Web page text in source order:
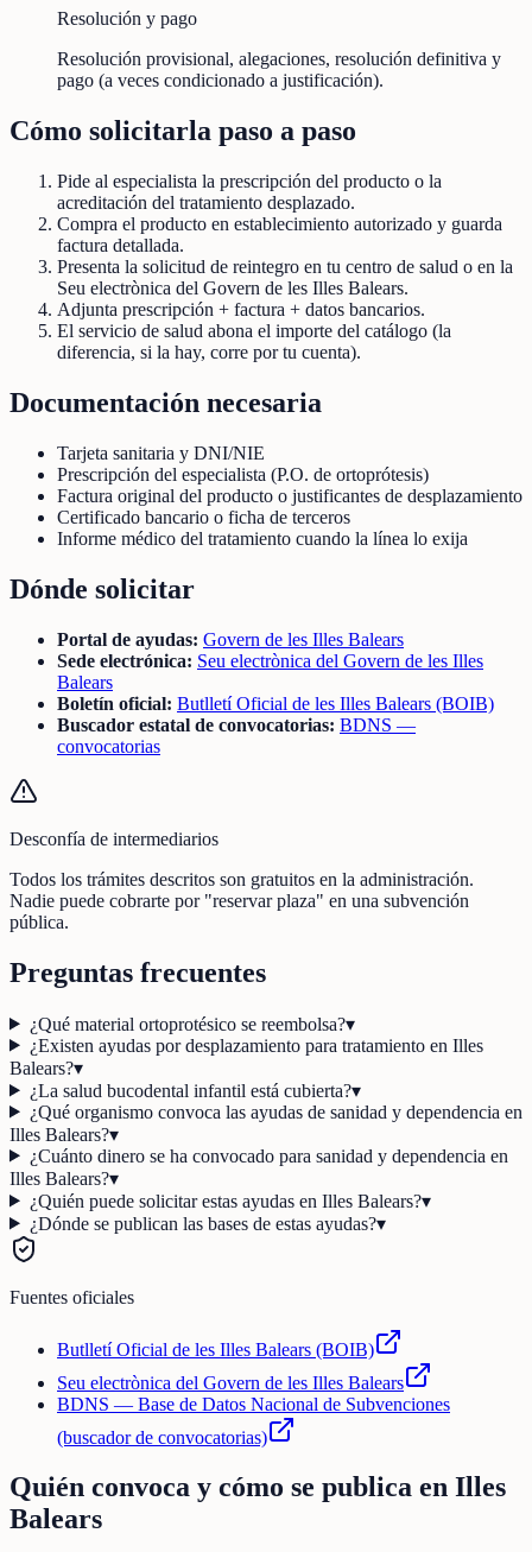
Resolución y pago
Resolución provisional, alegaciones, resolución definitiva y
pago (a veces condicionado a justificación).
Cómo solicitarla paso a paso
Pide al especialista la prescripción del producto o la
acreditación del tratamiento desplazado.
Compra el producto en establecimiento autorizado y guarda
factura detallada.
Presenta la solicitud de reintegro en tu centro de salud o en la
Seu electrònica del Govern de les Illes Balears.
Adjunta prescripción + factura + datos bancarios.
El servicio de salud abona el importe del catálogo (la
diferencia, si la hay, corre por tu cuenta).
Documentación necesaria
Tarjeta sanitaria y DNI/NIE
Prescripción del especialista (P.O. de ortoprótesis)
Factura original del producto o justificantes de desplazamiento
Certificado bancario o ficha de terceros
Informe médico del tratamiento cuando la línea lo exija
Dónde solicitar
Portal de ayudas: Govern de les Illes Balears
Sede electrónica: Seu electrònica del Govern de les Illes
Balears
Boletín oficial: Butlletí Oficial de les Illes Balears (BOIB)
Buscador estatal de convocatorias: BDNS —
convocatorias
Desconfía de intermediarios
Todos los trámites descritos son gratuitos en la administración.
Nadie puede cobrarte por "reservar plaza" en una subvención
pública.
Preguntas frecuentes
¿Qué material ortoprotésico se reembolsa?▾
¿Existen ayudas por desplazamiento para tratamiento en Illes
Balears?▾
¿La salud bucodental infantil está cubierta?▾
¿Qué organismo convoca las ayudas de sanidad y dependencia en
Illes Balears?▾
¿Cuánto dinero se ha convocado para sanidad y dependencia en
Illes Balears?▾
¿Quién puede solicitar estas ayudas en Illes Balears?▾
¿Dónde se publican las bases de estas ayudas?▾
Fuentes oficiales
Butlletí Oficial de les Illes Balears (BOIB)
Seu electrònica del Govern de les Illes Balears
BDNS — Base de Datos Nacional de Subvenciones
(buscador de convocatorias)
Quién convoca y cómo se publica en Illes
Balears